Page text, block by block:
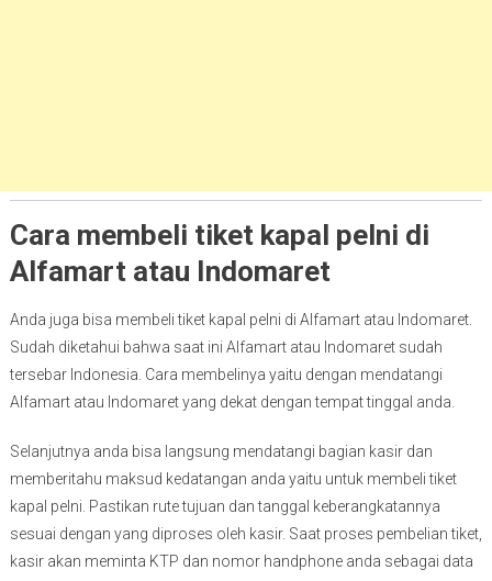
Cara membeli tiket kapal pelni di
Alfamart atau Indomaret
Anda juga bisa membeli tiket kapal pelni di Alfamart atau Indomaret.
Sudah diketahui bahwa saat ini Alfamart atau Indomaret sudah
tersebar Indonesia. Cara membelinya yaitu dengan mendatangi
Alfamart atau Indomaret yang dekat dengan tempat tinggal anda.
Selanjutnya anda bisa langsung mendatangi bagian kasir dan
memberitahu maksud kedatangan anda yaitu untuk membeli tiket
kapal pelni. Pastikan rute tujuan dan tanggal keberangkatannya
sesuai dengan yang diproses oleh kasir. Saat proses pembelian tiket,
kasir akan meminta KTP dan nomor handphone anda sebagai data